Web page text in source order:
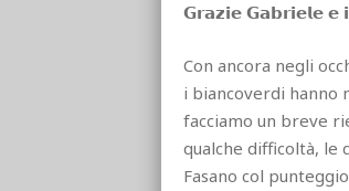
𝗚𝗿𝗮𝘇𝗶𝗲 𝗚𝗮𝗯𝗿𝗶𝗲𝗹𝗲 𝗲
Con ancora negli
i biancoverdi hanno
facciamo un breve
qualche difficoltà, le
Fasano col